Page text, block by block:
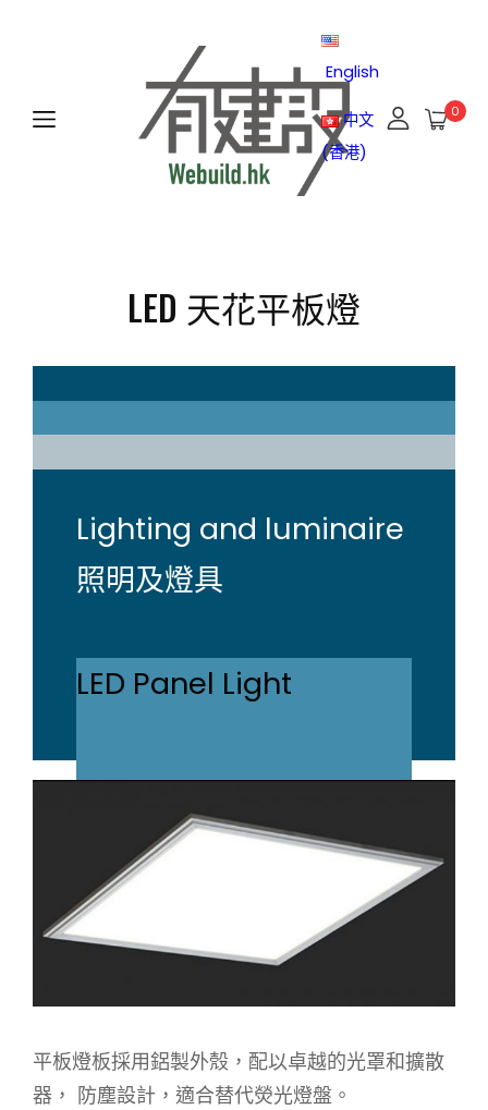
English
中文
(香港)
0
LED 天花平板燈
Lighting and luminaire
照明及燈具
LED Panel Light
平板燈板採用鋁製外殼，配以卓越的光罩和擴散
器， 防塵設計，適合替代熒光燈盤。